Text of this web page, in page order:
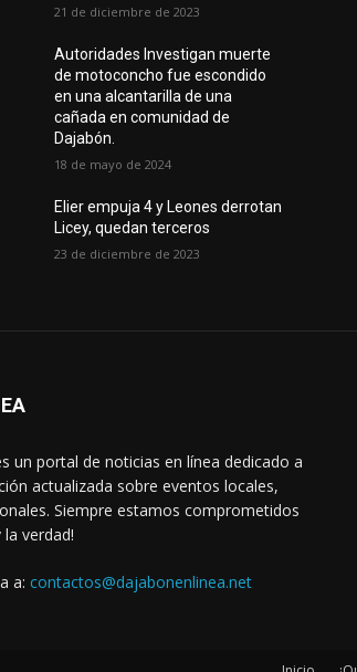
21 de diciembre de 2023
Autoridades Investigan muerte
de motoconcho fue escondido
en una alcantarilla de una
cañada en comunidad de
Dajabón.
18 de mayo de 2024
Elier empuja 4 y Leones derrotan
Licey, quedan terceros
23 de diciembre de 2023
un portal de noticias en línea dedicado a
actualizada sobre eventos locales,
Siempre estamos comprometidos
verdad!
a: contactos@dajabonenlinea.net